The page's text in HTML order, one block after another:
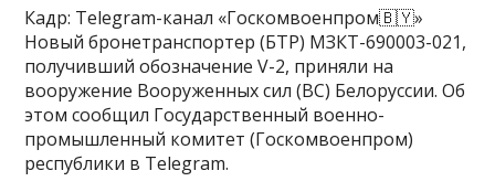
Кадр: Telegram-канал «Госкомвоенпром🇧🇾»
Новый бронетранспортер (БТР) МЗКТ-690003-021,
получивший обозначение V-2, приняли на
вооружение Вооруженных сил (ВС) Белоруссии. Об
этом сообщил Государственный военно-
промышленный комитет (Госкомвоенпром)
республики в Telegram.